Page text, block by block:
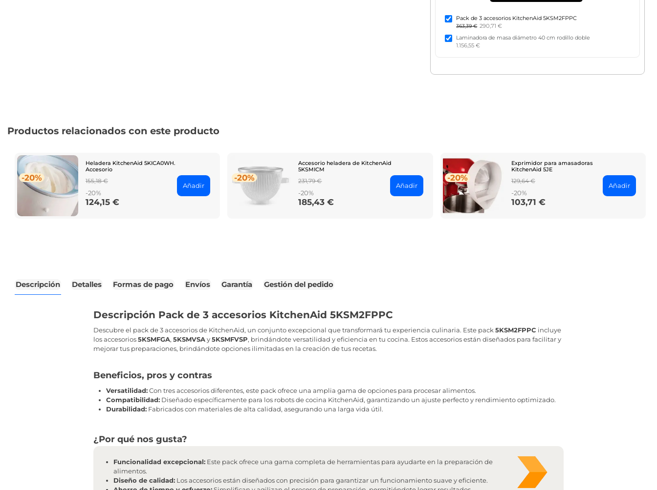
Pack de 3 accesorios KitchenAid 5KSM2FPPC
363,39 € 290,71 €
Laminadora de masa diámetro 40 cm rodillo doble
1.156,55 €
Productos relacionados con este producto
-20%
Heladera KitchenAid 5KICA0WH.
Accesorio
Regular
price
155,18 €
-20%
Price
124,15 €
Añadir
-20%
Accesorio heladera de KitchenAid
5KSMICM
Regular
price
231,79 €
-20%
Price
185,43 €
Añadir
-20%
Exprimidor para amasadoras
KitchenAid 5JE
Regular
price
129,64 €
-20%
Price
103,71 €
Añadir
Descripción Detalles Formas de pago Envíos Garantía Gestión del pedido
Descripción Pack de 3 accesorios KitchenAid 5KSM2FPPC
Descubre el pack de 3 accesorios de KitchenAid, un conjunto excepcional que transformará tu experiencia culinaria. Este pack 5KSM2FPPC incluye
los accesorios5KSMFGA, 5KSMVSAy5KSMFVSP, brindándote versatilidad y eficiencia en tu cocina. Estos accesorios están diseñados para facilitar y
mejorar tus preparaciones, brindándote opciones ilimitadas en la creación de tus recetas.
Beneficios, pros y contras
Versatilidad:Con tres accesorios diferentes, este pack ofrece una amplia gama de opciones para procesar alimentos.
Compatibilidad: Diseñado específicamente para los robots de cocina KitchenAid, garantizando un ajuste perfecto y rendimiento optimizado.
Durabilidad: Fabricados con materiales de alta calidad, asegurando una larga vida útil.
¿Por qué nos gusta?
Funcionalidad excepcional: Este pack ofrece una gama completa de herramientas para ayudarte en la preparación de
alimentos.
Diseño de calidad: Los accesorios están diseñados con precisión para garantizar un funcionamiento suave y eficiente.